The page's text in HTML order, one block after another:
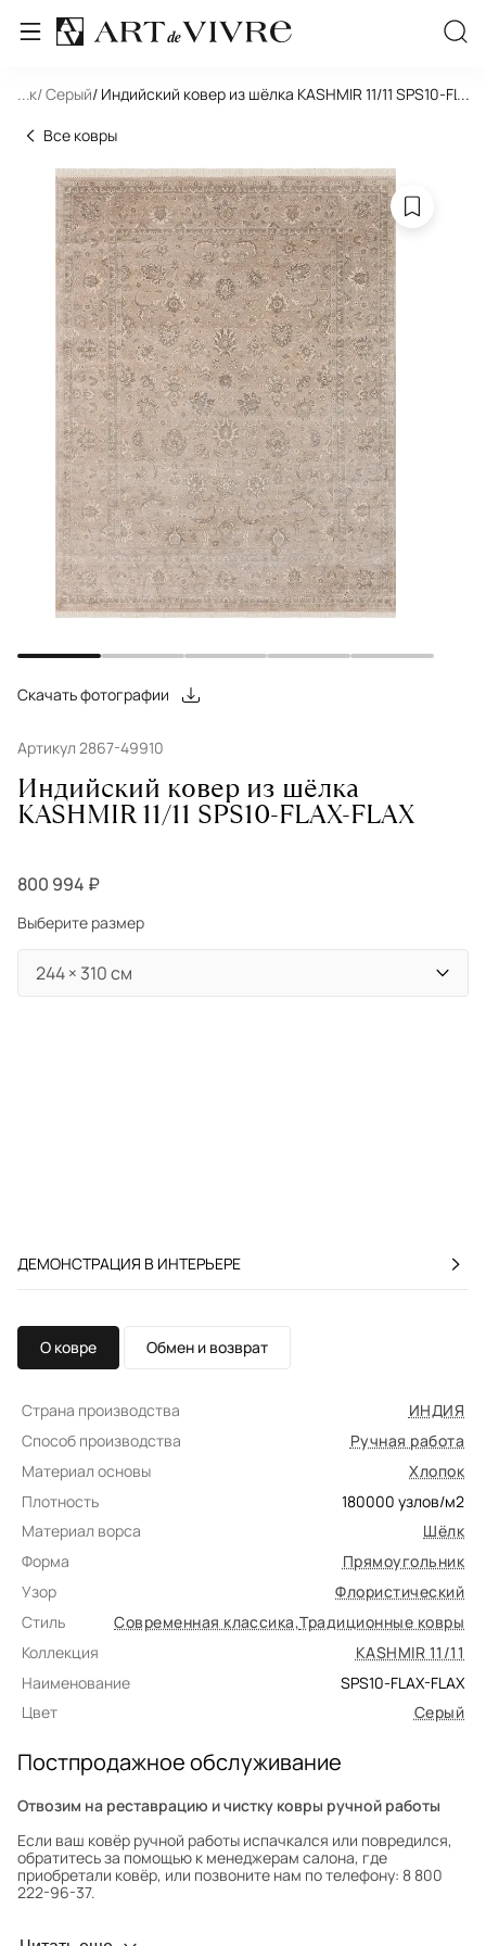
... / Серый/ Индийский ковер из шёлка KASHMIR 11/11 SPS10-
...
Все ковры
Скачать фотографии
Артикул 2867-49910
Индийский ковер из шёлка
KASHMIR 11/11 SPS10-FLAX-FLAX
800 994 ₽
Выберите размер
ДЕМОНСТРАЦИЯ В ИНТЕРЬЕРЕ
О ковре Обмен и возврат
Страна производства
ИНДИЯ
Способ производства
Ручная работа
Материал основы
Хлопок
Плотность
180000 узлов/м2
Материал ворса
Шёлк
Форма
Прямоугольник
Узор
Флористический
Стиль
Современная классика,Традиционные ковры
Коллекция
KASHMIR 11/11
Наименование
SPS10-FLAX-FLAX
Цвет
Серый
Постпродажное обслуживание
Отвозим на реставрацию и чистку ковры ручной работы
Если ваш ковёр ручной работы испачкался или повредился,
обратитесь за помощью к менеджерам салона, где
приобретали ковёр, или позвоните нам по телефону: 8 800
222-96-37.
Профилактика износа